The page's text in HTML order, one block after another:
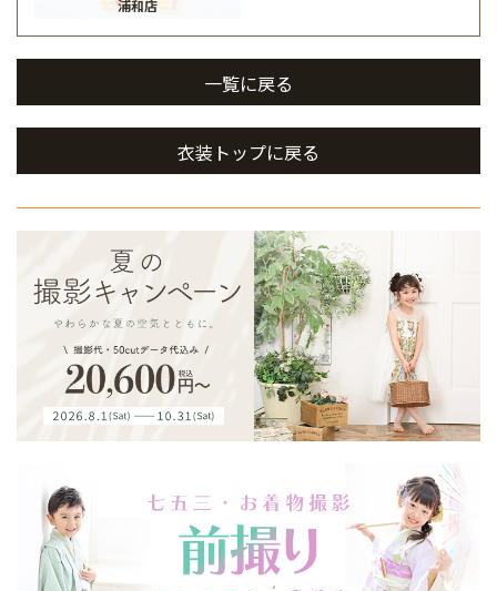
浦和店
一覧に戻る
衣装トップに戻る